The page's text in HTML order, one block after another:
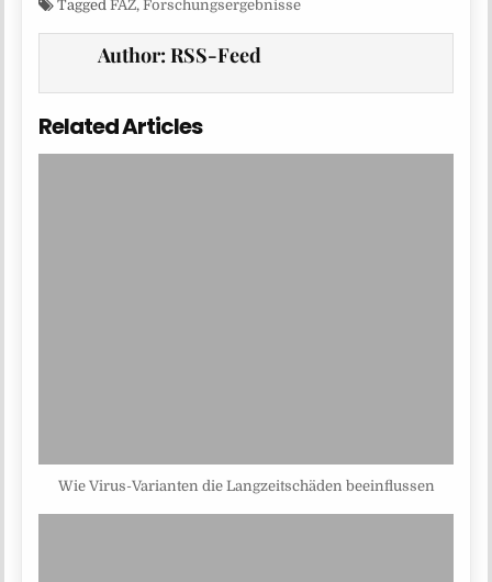
TaggedFAZ,Forschungsergebnisse
Author:RSS-Feed
Related Articles
Wie Virus-Varianten die Langzeitschäden beeinflussen